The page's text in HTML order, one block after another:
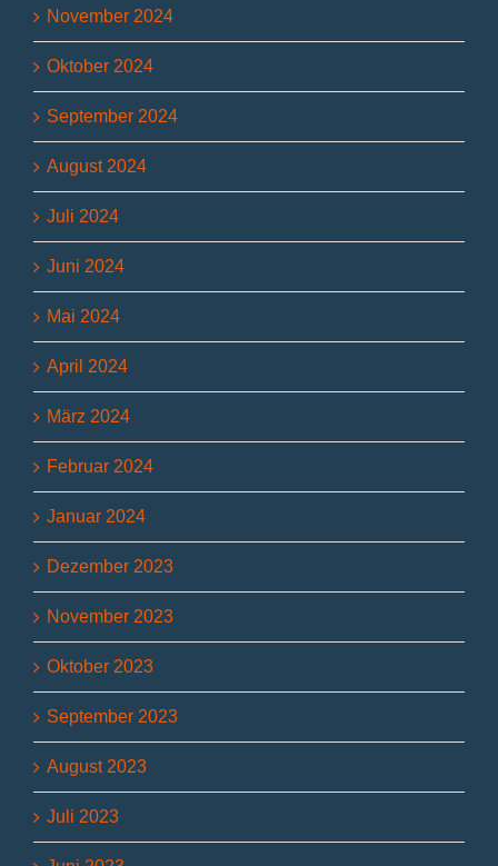
November 2024
Oktober 2024
September 2024
August 2024
Juli 2024
Juni 2024
Mai 2024
April 2024
März 2024
Februar 2024
Januar 2024
Dezember 2023
November 2023
Oktober 2023
September 2023
August 2023
Juli 2023